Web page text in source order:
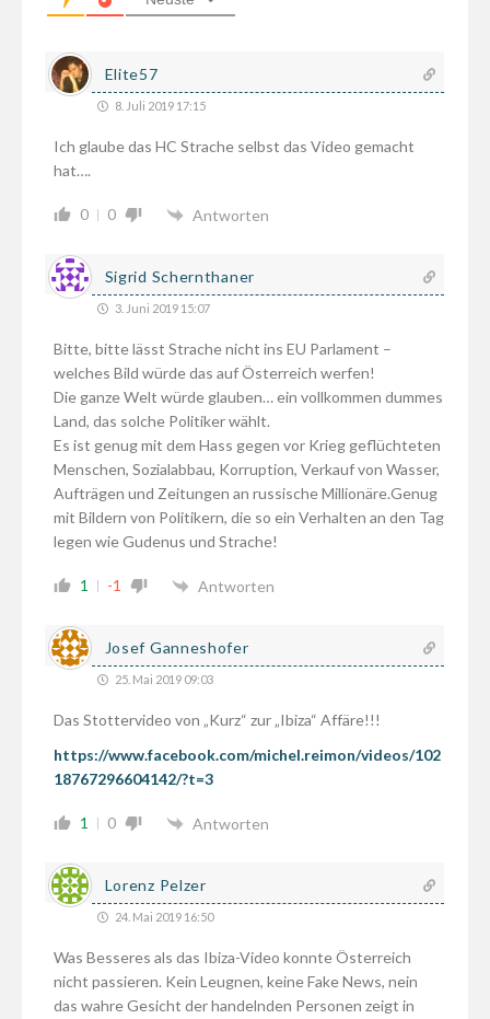
Elite57
8. Juli 2019 17:15
Ich glaube das HC Strache selbst das Video gemacht
hat….
0 0 Antworten
Sigrid Schernthaner
3. Juni 2019 15:07
Bitte, bitte lässt Strache nicht ins EU Parlament –
welches Bild würde das auf Österreich werfen!
Die ganze Welt würde glauben… ein vollkommen dummes
Land, das solche Politiker wählt.
Es ist genug mit dem Hass gegen vor Krieg geflüchteten
Menschen, Sozialabbau, Korruption, Verkauf von Wasser,
Aufträgen und Zeitungen an russische Millionäre.Genug
mit Bildern von Politikern, die so ein Verhalten an den Tag
legen wie Gudenus und Strache!
1 -1 Antworten
Josef Ganneshofer
25. Mai 2019 09:03
Das Stottervideo von „Kurz“ zur „Ibiza“ Affäre!!!
https://www.facebook.com/michel.reimon/videos/102
18767296604142/?t=3
1 0 Antworten
Lorenz Pelzer
24. Mai 2019 16:50
Was Besseres als das Ibiza-Video konnte Österreich
nicht passieren. Kein Leugnen, keine Fake News, nein
das wahre Gesicht der handelnden Personen zeigt in